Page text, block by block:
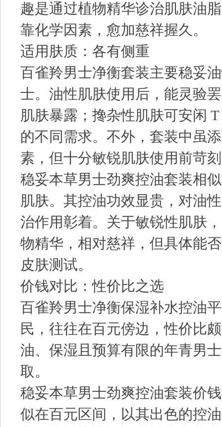
趣是通过植物精华诊治肌肤油
靠化学因素，愈加慈祥握久。
适用肤质：各有侧重
百雀羚男士净衡套装主要稳妥
士。油性肌肤使用后，能灵验
肌肤暴露；搀杂性肌肤可安闲
的不同需求。不外，套装中虽
素，但十分敏锐肌肤使用前苛
稳妥本草男士劲爽控油套装相
肌肤。其控油功效显贵，对油
治作用彰着。关于敏锐性肌肤
物精华，相对慈祥，但具体能
皮肤测试。
价钱对比：性价比之选
百雀羚男士净衡保湿补水控油
民，往往在百元傍边，性价比
油、保湿且预算有限的年青男
取。
稳妥本草男士劲爽控油套装价
似在百元区间，以其出色的控